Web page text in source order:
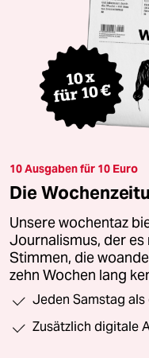
10 Ausgaben für 10 Euro
Die
Unsere wochentaz
Journalismus, der
Stimmen, die
zehn Wochen lang
Jeden Samstag
Zusätzlich digitale